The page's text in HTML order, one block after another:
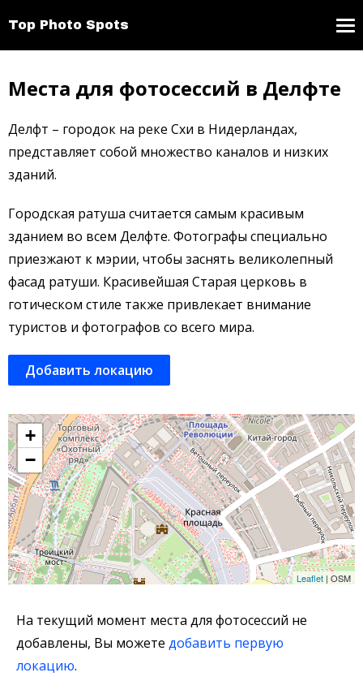
Top Photo Spots
Места для фотосессий в Делфте
Делфт – городок на реке Схи в Нидерландах,
представляет собой множество каналов и низких
зданий.
Городская ратуша считается самым красивым
зданием во всем Делфте. Фотографы специально
приезжают к мэрии, чтобы заснять великолепный
фасад ратуши. Красивейшая Старая церковь в
готическом стиле также привлекает внимание
туристов и фотографов со всего мира.
Добавить локацию
+
−
Leaflet | OSM
На текущий момент места для фотосессий не
добавлены, Вы можете добавить первую
локацию.